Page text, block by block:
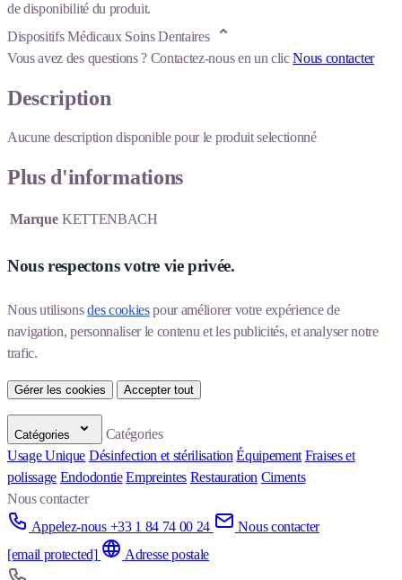
de disponibilité du produit.
Dispositifs Médicaux Soins Dentaires
Vous avez des questions ? Contactez-nous en un clicNous contacter
Description
Aucune description disponible pour le produit selectionné
Plus d'informations
Marque KETTENBACH
Nous respectons votre vie privée.
Nous utilisons des cookies pour améliorer votre expérience de
navigation, personnaliser le contenu et les publicités, et analyser notre
trafic.
Gérer les cookies Accepter tout
Catégories
Catégories
Usage Unique Désinfection et stérilisation Équipement Fraises et
polissage Endodontie Empreintes Restauration Ciments
Nous contacter
Appelez-nous +33 1 84 74 00 24
Nous contacter
[email protected]
Adresse postale